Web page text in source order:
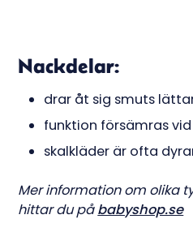
Nackdelar:
drar åt sig smuts
funktion försämras
skalkläder är ofta
Mer information om olika
hittar du påbabyshop.se